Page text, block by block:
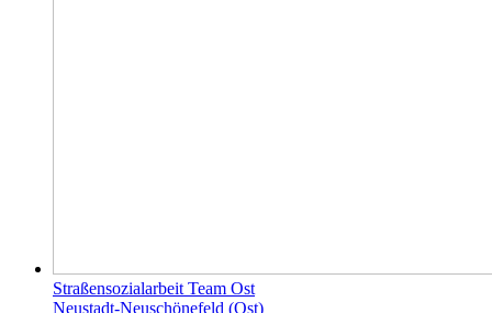
Straßensozialarbeit Team Ost
Neustadt-Neuschönefeld (Ost)